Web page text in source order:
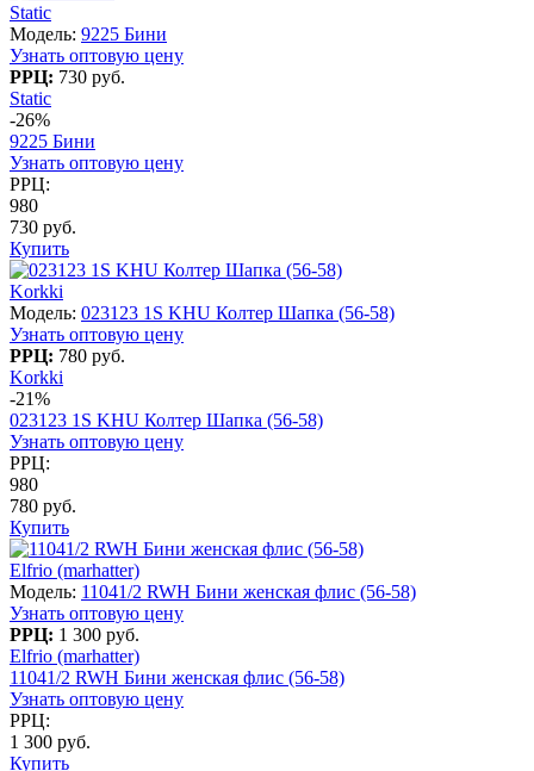
Static
Модель: 9225 Бини
Узнать оптовую цену
РРЦ: 730 руб.
Static
-26%
9225 Бини
Узнать оптовую цену
РРЦ:
980
730 руб.
Купить
Korkki
Модель: 023123 1S KHU Колтер Шапка (56-58)
Узнать оптовую цену
РРЦ: 780 руб.
Korkki
-21%
023123 1S KHU Колтер Шапка (56-58)
Узнать оптовую цену
РРЦ:
980
780 руб.
Купить
Elfrio (marhatter)
Модель: 11041/2 RWH Бини женская флис (56-58)
Узнать оптовую цену
РРЦ: 1 300 руб.
Elfrio (marhatter)
11041/2 RWH Бини женская флис (56-58)
Узнать оптовую цену
РРЦ:
1 300 руб.
Купить